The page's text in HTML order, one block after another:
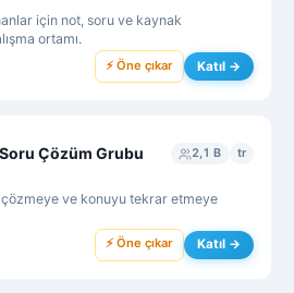
için not, soru ve kaynak
ortamı.
⚡ Öne çıkar Katıl →
Çözüm Grubu 2,1 B tr
çözmeye ve konuyu tekrar etmeye
⚡ Öne çıkar Katıl →